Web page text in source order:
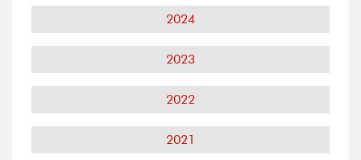
2024
2023
2022
2021